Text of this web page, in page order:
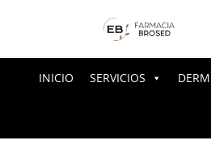
INICIO SERVICIOS